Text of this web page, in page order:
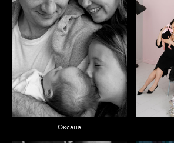
Оксана